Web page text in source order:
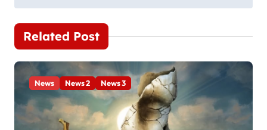
g
a
c
i
ó
Related Post
News News 2 News 3